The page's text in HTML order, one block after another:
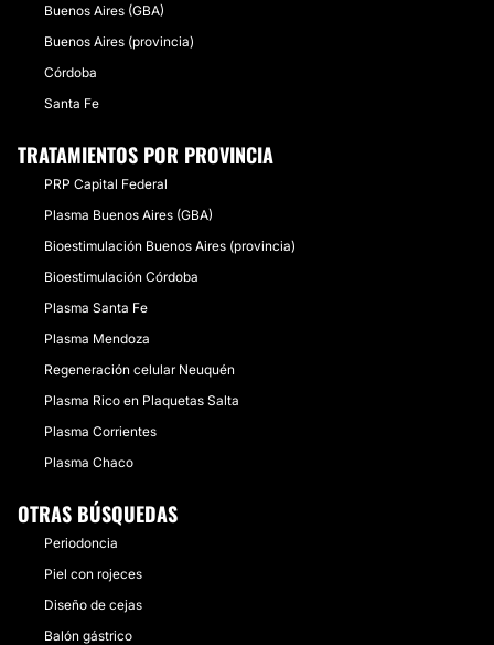
Buenos Aires (GBA)
Buenos Aires (provincia)
Córdoba
Santa Fe
TRATAMIENTOS POR PROVINCIA
PRP Capital Federal
Plasma Buenos Aires (GBA)
Bioestimulación Buenos Aires (provincia)
Bioestimulación Córdoba
Plasma Santa Fe
Plasma Mendoza
Regeneración celular Neuquén
Plasma Rico en Plaquetas Salta
Plasma Corrientes
Plasma Chaco
OTRAS BÚSQUEDAS
Periodoncia
Piel con rojeces
Diseño de cejas
Balón gástrico